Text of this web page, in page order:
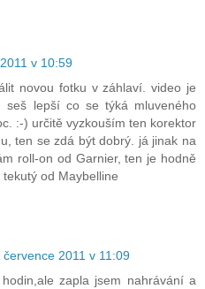
v 10:59
novou fotku v záhlaví. video je
seš lepší co se týká mluveného
:-) určitě vyzkouším ten korektor
ten se zdá být dobrý. já jinak na
roll-on od Garnier, ten je hodně
od Maybelline
července 2011 v 11:09
zapla jsem nahrávání a